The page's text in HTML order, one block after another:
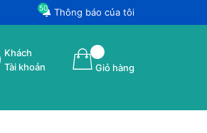
Thông báo của tôi
50
Giỏ hàng
Khách
Tài khoản